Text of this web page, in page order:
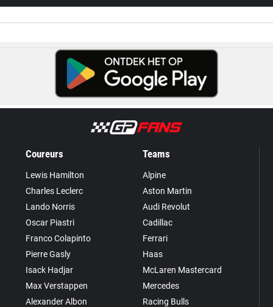
Coureurs
Lewis Hamilton
Charles Leclerc
Lando Norris
Oscar Piastri
Franco Colapinto
Pierre Gasly
Isack Hadjar
Max Verstappen
Alexander Albon
Teams
Alpine
Aston Martin
Audi Revolut
Cadillac
Ferrari
Haas
McLaren Mastercard
Mercedes
Racing Bulls